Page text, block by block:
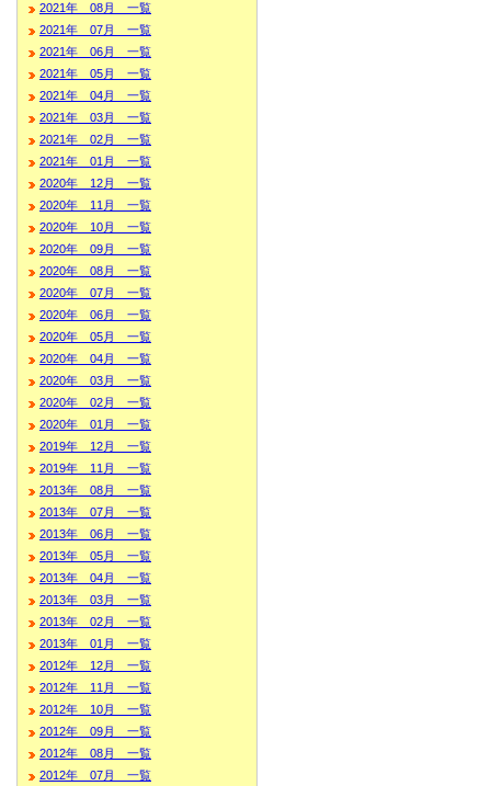
2021年 08月 一覧
2021年 07月 一覧
2021年 06月 一覧
2021年 05月 一覧
2021年 04月 一覧
2021年 03月 一覧
2021年 02月 一覧
2021年 01月 一覧
2020年 12月 一覧
2020年 11月 一覧
2020年 10月 一覧
2020年 09月 一覧
2020年 08月 一覧
2020年 07月 一覧
2020年 06月 一覧
2020年 05月 一覧
2020年 04月 一覧
2020年 03月 一覧
2020年 02月 一覧
2020年 01月 一覧
2019年 12月 一覧
2019年 11月 一覧
2013年 08月 一覧
2013年 07月 一覧
2013年 06月 一覧
2013年 05月 一覧
2013年 04月 一覧
2013年 03月 一覧
2013年 02月 一覧
2013年 01月 一覧
2012年 12月 一覧
2012年 11月 一覧
2012年 10月 一覧
2012年 09月 一覧
2012年 08月 一覧
2012年 07月 一覧